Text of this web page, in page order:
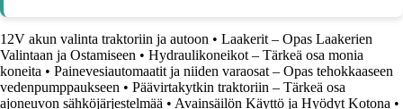
12V akun valinta traktoriin ja autoon • Laakerit – Opas Laakerien
Valintaan ja Ostamiseen • Hydraulikoneikot – Tärkeä osa monia
koneita • Painevesiautomaatit ja niiden varaosat – Opas tehokkaaseen
vedenpumppaukseen • Päävirtakytkin traktoriin – Tärkeä osa
ajoneuvon sähköjärjestelmää • Avainsäilön Käyttö ja Hyödyt Kotona •